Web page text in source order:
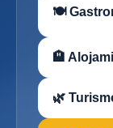
🍽
🏨
🌿